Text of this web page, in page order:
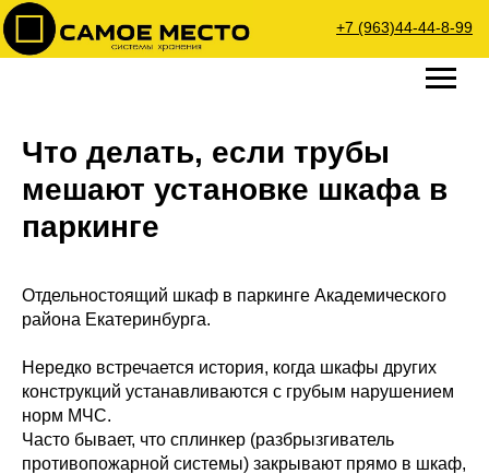
Что делать, если трубы
мешают установке шкафа в
паркинге
Отдельностоящий шкаф в паркинге Академического
района Екатеринбурга.
Нередко встречается история, когда шкафы других
конструкций устанавливаются с грубым нарушением
норм МЧС.
Часто бывает, что сплинкер (разбрызгиватель
противопожарной системы) закрывают прямо в шкаф,